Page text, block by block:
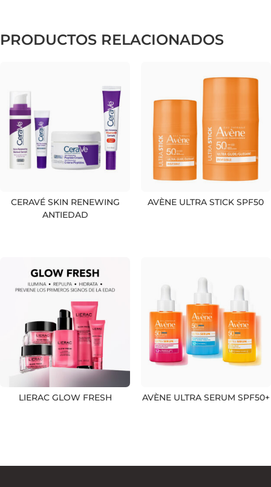
PRODUCTOS RELACIONADOS
CERAVÉ SKIN RENEWING
ANTIEDAD
AVÈNE ULTRA STICK SPF50
LIERAC GLOW FRESH AVÈNE ULTRA SERUM SPF50+